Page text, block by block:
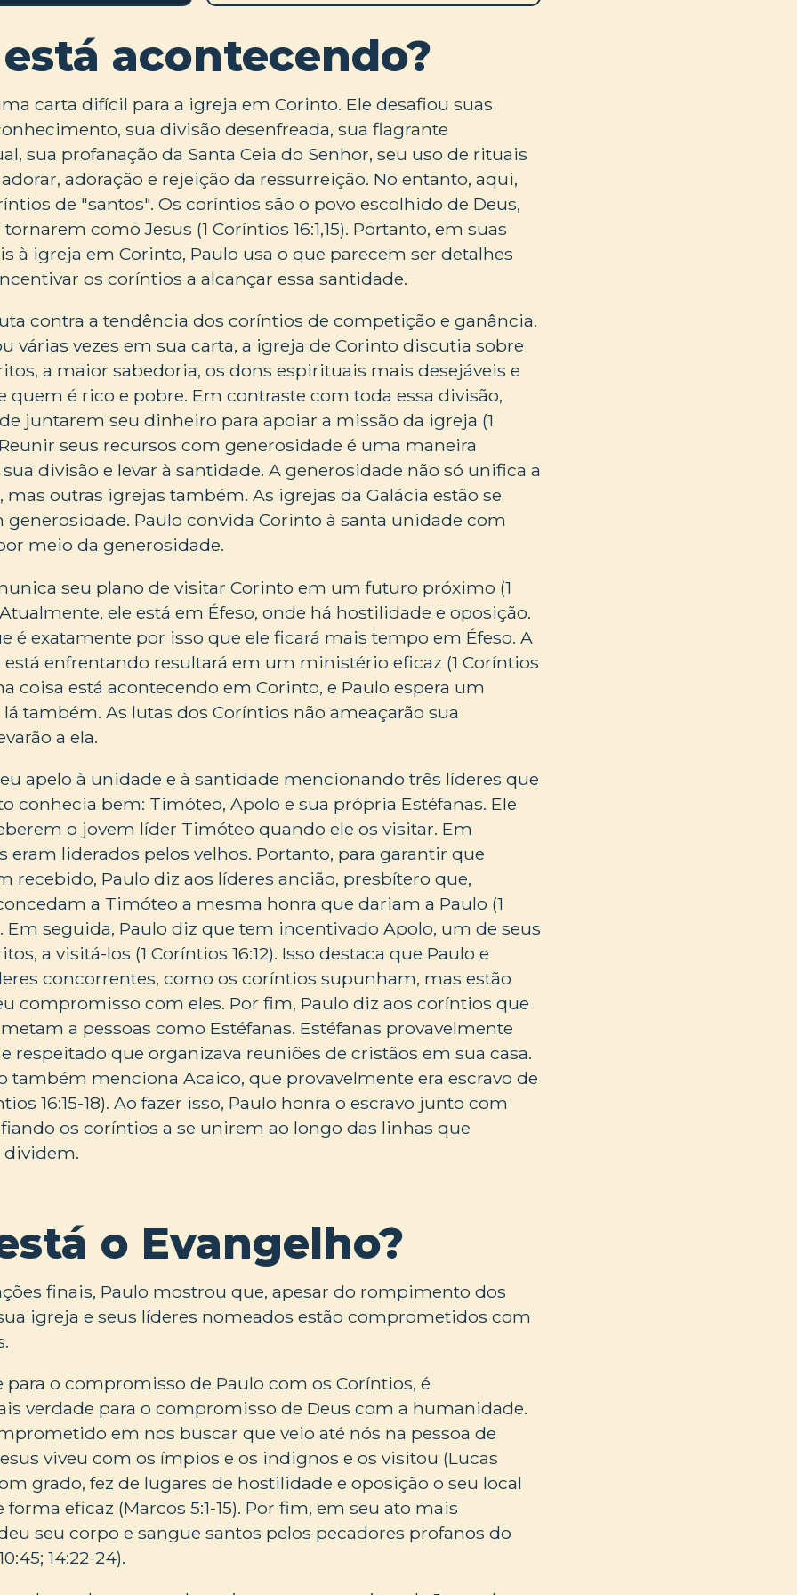
acontecendo?
carta difícil para a igreja em Corinto. Ele desafiou suas
sua divisão desenfreada, sua flagrante
sua profanação da Santa Ceia do Senhor, seu uso de rituais
adoração e rejeição da ressurreição. No entanto, aqui,
de "santos". Os coríntios são o povo escolhido de Deus,
como Jesus (1 Coríntios 16:1,15). Portanto, em suas
à igreja em Corinto, Paulo usa o que parecem ser detalhes
os coríntios a alcançar essa santidade.
contra a tendência dos coríntios de competição e ganância.
várias vezes em sua carta, a igreja de Corinto discutia sobre
a maior sabedoria, os dons espirituais mais desejáveis e
quem é rico e pobre. Em contraste com toda essa divisão,
juntarem seu dinheiro para apoiar a missão da igreja (1
seus recursos com generosidade é uma maneira
divisão e levar à santidade. A generosidade não só unifica a
outras igrejas também. As igrejas da Galácia estão se
generosidade. Paulo convida Corinto à santa unidade com
meio da generosidade.
seu plano de visitar Corinto em um futuro próximo (1
ele está em Éfeso, onde há hostilidade e oposição.
é exatamente por isso que ele ficará mais tempo em Éfeso. A
está enfrentando resultará em um ministério eficaz (1 Coríntios
coisa está acontecendo em Corinto, e Paulo espera um
também. As lutas dos Coríntios não ameaçarão sua
a ela.
apelo à unidade e à santidade mencionando três líderes que
conhecia bem: Timóteo, Apolo e sua própria Estéfanas. Ele
o jovem líder Timóteo quando ele os visitar. Em
eram liderados pelos velhos. Portanto, para garantir que
recebido, Paulo diz aos líderes ancião, presbítero que,
a Timóteo a mesma honra que dariam a Paulo (1
Em seguida, Paulo diz que tem incentivado Apolo, um de seus
a visitá-los (1 Coríntios 16:12). Isso destaca que Paulo e
concorrentes, como os coríntios supunham, mas estão
compromisso com eles. Por fim, Paulo diz aos coríntios que
a pessoas como Estéfanas. Estéfanas provavelmente
respeitado que organizava reuniões de cristãos em sua casa.
também menciona Acaico, que provavelmente era escravo de
16:15-18). Ao fazer isso, Paulo honra o escravo junto com
os coríntios a se unirem ao longo das linhas que
o Evangelho?
finais, Paulo mostrou que, apesar do rompimento dos
igreja e seus líderes nomeados estão comprometidos com
para o compromisso de Paulo com os Coríntios, é
verdade para o compromisso de Deus com a humanidade.
em nos buscar que veio até nós na pessoa de
viveu com os ímpios e os indignos e os visitou (Lucas
grado, fez de lugares de hostilidade e oposição o seu local
eficaz (Marcos 5:1-15). Por fim, em seu ato mais
seu corpo e sangue santos pelos pecadores profanos do
14:22-24).